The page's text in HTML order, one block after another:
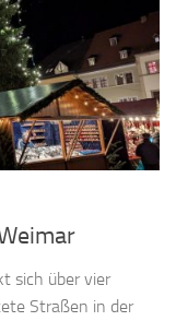
sich über vier
Straßen in der